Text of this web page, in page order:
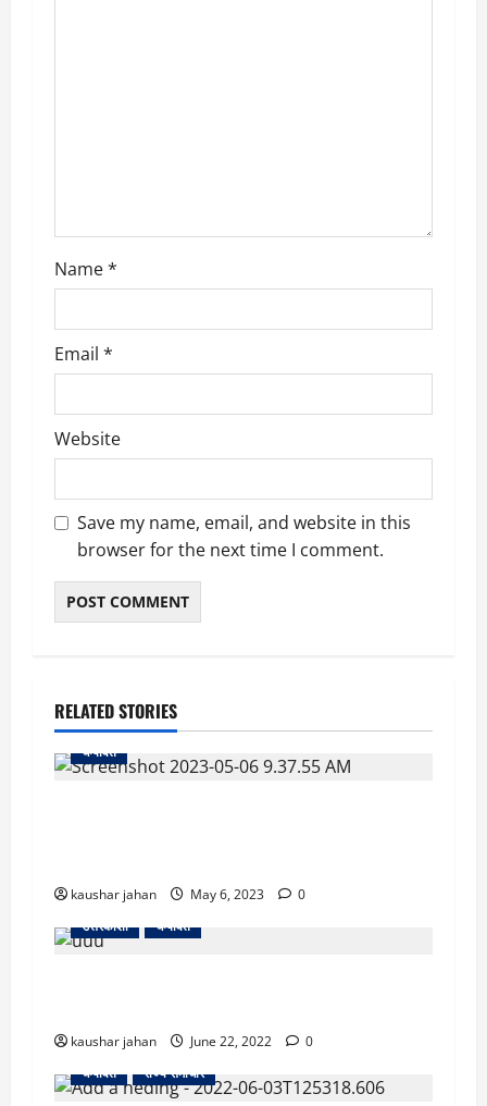
n
Name*
Email *
Website
Save my name, email, and website in this
browser for the next time I comment.
RELATED STORIES
चम्पावत
kaushar jahan May 6, 2023
0
उत्तरकाशी
चम्पावत
kaushar jahan June 22, 2022
0
चम्पावत
राज्य समाचार